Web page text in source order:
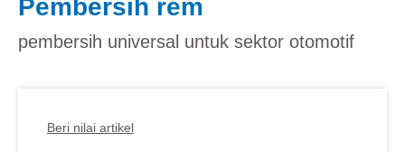
Pembersih rem
pembersih universal untuk sektor otomotif
Beri nilai artikel